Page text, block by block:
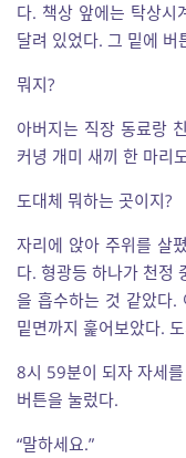
다. 책상 앞에는 탁상시
달려 있었다. 그 밑에 버
뭐지?
아버지는 직장 동료랑
커녕 개미 새끼 한 마리
도대체 뭐하는 곳이지?
자리에 앉아 주위를 살
다. 형광등 하나가 천정
을 흡수하는 것 같았다.
밑면까지 훑어보았다.
8시 59분이 되자 자세
버튼을 눌렀다.
“말하세요.”